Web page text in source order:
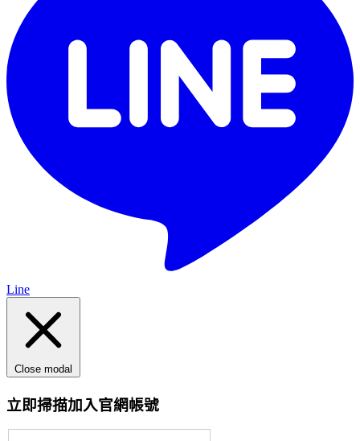
Line
Close modal
立即掃描加入官網帳號